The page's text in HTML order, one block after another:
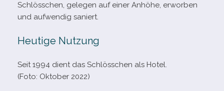
Schlösschen, gele­gen auf einer Anhöhe, erwor­ben
und auf­wen­dig saniert.
Heutige Nutzung
Seit 1994 dient das Schlösschen als Hotel.
(Foto: Oktober 2022)